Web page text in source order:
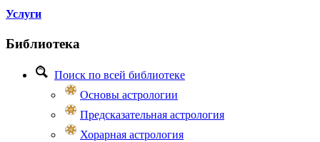
Услуги
Библиотека
Поиск по всей библиотеке
Основы астрологии
Предсказательная астрология
Хорарная астрология